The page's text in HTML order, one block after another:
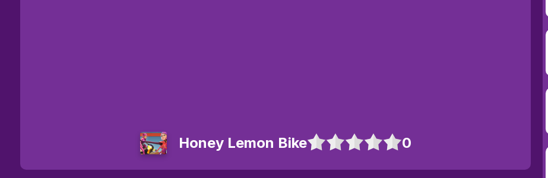
Honey Lemon Bike 0